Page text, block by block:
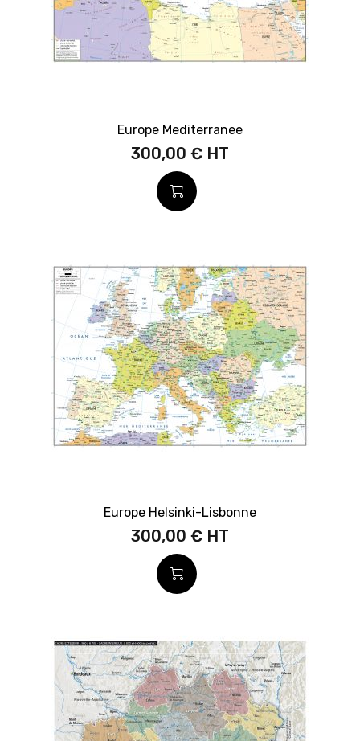
Europe Mediterranee
300,00 €
Europe Helsinki-Lisbonne
300,00 €